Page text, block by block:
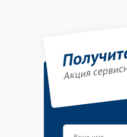
Акция